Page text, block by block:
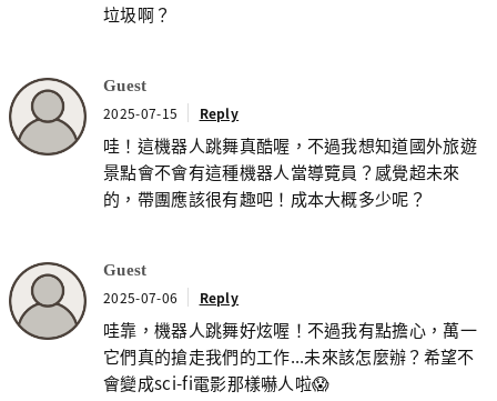
垃圾啊？
Guest
2025-07-15 Reply
哇！這機器人跳舞真酷喔，不過我想知道國外旅遊
景點會不會有這種機器人當導覽員？感覺超未來
的，帶團應該很有趣吧！成本大概多少呢？
Guest
2025-07-06 Reply
哇靠，機器人跳舞好炫喔！不過我有點擔心，萬一
它們真的搶走我們的工作...未來該怎麼辦？希望不
會變成sci-fi電影那樣嚇人啦😱